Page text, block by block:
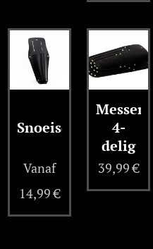
Snoeischaarhouder
Vanaf
14,99€
4-
delig
39,99€